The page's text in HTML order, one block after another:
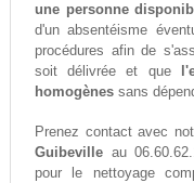
une personne
d'un absentéisme
procédures afin de
soit délivrée et que
homogènessans
Prenez contact avec
Guibevilleau
pour le nettoyage